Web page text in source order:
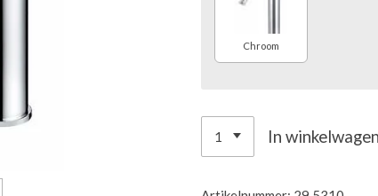
Chroom
In winkelwagen